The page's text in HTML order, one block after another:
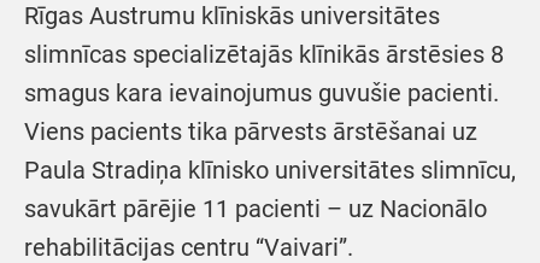
Rīgas Austrumu klīniskās universitātes
slimnīcas specializētajās klīnikās ārstēsies 8
smagus kara ievainojumus guvušie pacienti.
Viens pacients tika pārvests ārstēšanai uz
Paula Stradiņa klīnisko universitātes slimnīcu,
savukārt pārējie 11 pacienti – uz Nacionālo
rehabilitācijas centru “Vaivari”.